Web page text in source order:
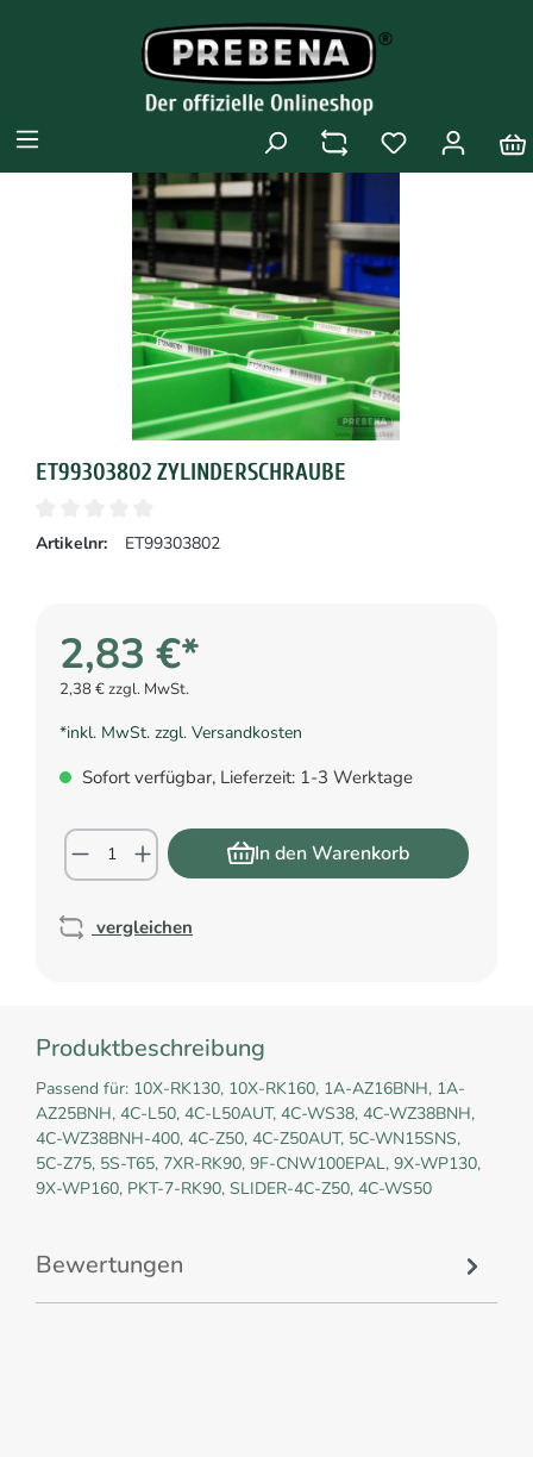
ET99303802 ZYLINDERSCHRAUBE
Artikelnr: ET99303802
2,83 €*
2,38 € zzgl. MwSt.
*inkl. MwSt. zzgl. Versandkosten
Sofort verfügbar, Lieferzeit: 1-3 Werktage
In den Warenkorb
vergleichen
Produktbeschreibung
Passend für: 10X-RK130, 10X-RK160, 1A-AZ16BNH, 1A-
AZ25BNH, 4C-L50, 4C-L50AUT, 4C-WS38, 4C-WZ38BNH,
4C-WZ38BNH-400, 4C-Z50, 4C-Z50AUT, 5C-WN15SNS,
5C-Z75, 5S-T65, 7XR-RK90, 9F-CNW100EPAL, 9X-WP130,
9X-WP160, PKT-7-RK90, SLIDER-4C-Z50, 4C-WS50
Bewertungen